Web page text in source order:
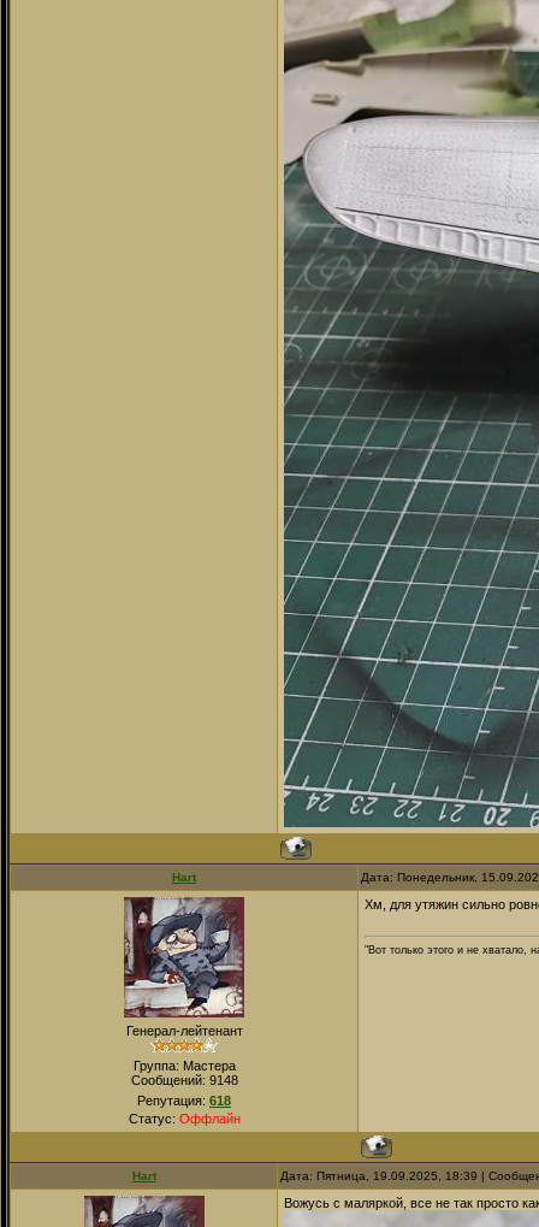
Hart Дата: Понедельник,
Генерал-лейтенант
Группа: Мастера
Сообщений: 9148
Репутация: 618
Статус: Оффлайн
Хм, для утяжин сильно
"Вот только этого и не
Hart Дата: Пятница, 19.09.2025, 18:39 |
Вожусь с маляркой, все не так просто